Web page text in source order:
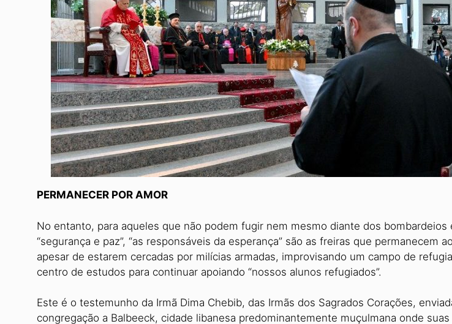
PERMANECER POR AMOR
No entanto, para aqueles que não podem fugir nem mesmo diante dos bombardeios
“segurança e paz”, “as responsáveis da esperança” são as freiras que permanecem
apesar de estarem cercadas por milícias armadas, improvisando um campo de
centro de estudos para continuar apoiando “nossos alunos refugiados”.
Este é o testemunho da Irmã Dima Chebib, das Irmãs dos Sagrados Corações,
congregação a Balbeeck, cidade libanesa predominantemente muçulmana onde